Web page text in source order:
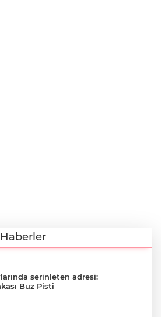
serinleten adresi:
Buz Pisti